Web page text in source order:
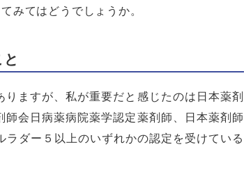
みてはどうでしょうか。
ますが、私が重要だと感じたのは日本薬剤
会日病薬病院薬学認定薬剤師、日本薬剤師
ダー５以上のいずれかの認定を受けている